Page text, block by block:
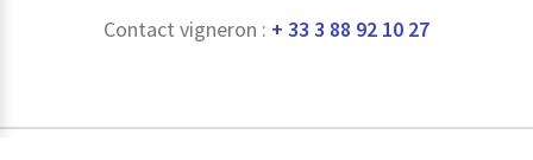
Contact vigneron : + 33 3 88 92 10 27